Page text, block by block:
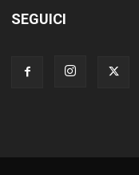
SEGUICI